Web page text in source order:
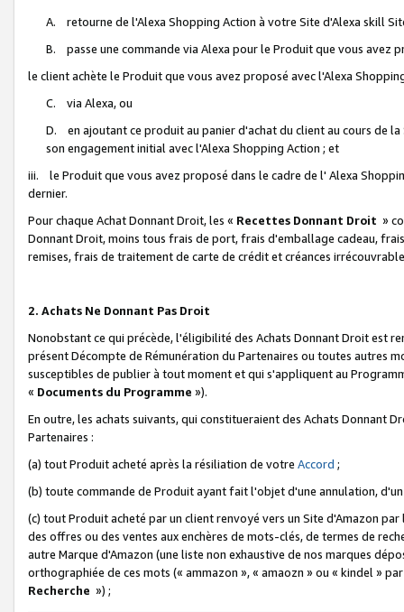
A. retourne de l'Alexa Shopping Action à votre Site d'Alexa skill
B. passe une commande via Alexa pour le Produit que vous avez
le client achète le Produit que vous avez proposé avec l'Alexa
C. via Alexa, ou
D. en ajoutant ce produit au panier d'achat du client au cours de
son engagement initial avec l'Alexa Shopping Action ; et
iii. le Produit que vous avez proposé dans le cadre de l' Alexa
dernier.
Pour chaque Achat Donnant Droit, les « Recettes Donnant Droit »
Donnant Droit, moins tous frais de port, frais d'emballage cadeau,
remises, frais de traitement de carte de crédit et créances
2. Achats Ne Donnant Pas Droit
Nonobstant ce qui précède, l'éligibilité des Achats Donnant Droit est
présent Décompte de Rémunération du Partenaires ou toutes autres
susceptibles de publier à tout moment et qui s'appliquent au
« Documents du Programme »).
En outre, les achats suivants, qui constitueraient des Achats Donnant
Partenaires :
(a) tout Produit acheté après la résiliation de votre Accord ;
(b) toute commande de Produit ayant fait l'objet d'une annulation,
(c) tout Produit acheté par un client renvoyé vers un Site d'Amazon
des offres ou des ventes aux enchères de mots-clés, de termes de
autre Marque d'Amazon (une liste non exhaustive de nos marques
orthographiée de ces mots (« ammazon », « amaozn » ou « kindel »
Recherche ») ;